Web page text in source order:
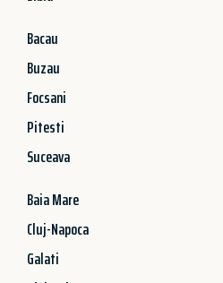
Bacau
Buzau
Focsani
Pitesti
Suceava
Baia Mare
Cluj-Napoca
Galati